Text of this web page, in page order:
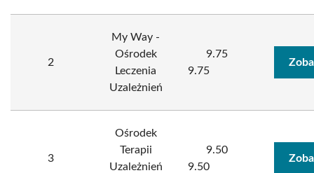
2
My Way -
Ośrodek
Leczenia
Uzależnień
9.75
9.75
3
Ośrodek
Terapii
Uzależnień
9.50
9.50